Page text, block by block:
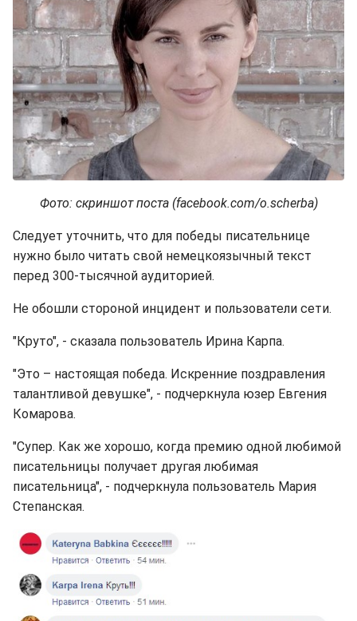
Фото: скриншот поста (facebook.com/o.scherba)
Следует уточнить, что для победы писательнице
нужно было читать свой немецкоязычный текст
перед 300-тысячной аудиторией.
Не обошли стороной инцидент и пользователи сети.
"Круто", - сказала пользователь Ирина Карпа.
"Это – настоящая победа. Искренние поздравления
талантливой девушке", - подчеркнула юзер Евгения
Комарова.
"Супер. Как же хорошо, когда премию одной любимой
писательницы получает другая любимая
писательница", - подчеркнула пользователь Мария
Степанская.